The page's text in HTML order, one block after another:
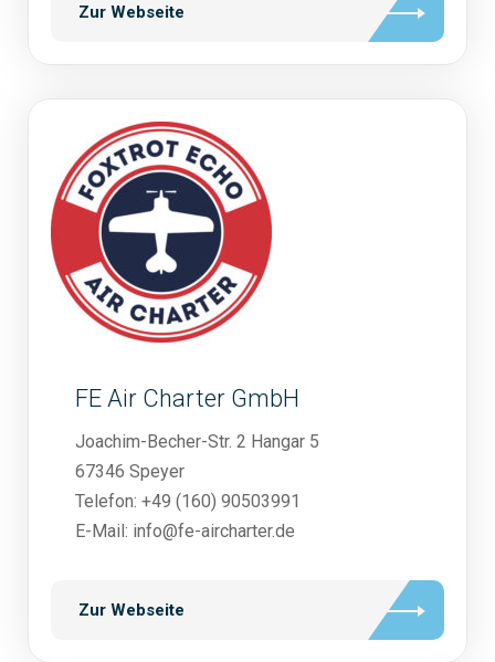
Zur Webseite
FE Air Charter GmbH
Joachim-Becher-Str. 2 Hangar 5
67346 Speyer
Telefon: +49 (160) 90503991
E-Mail: info@fe-aircharter.de
Zur Webseite